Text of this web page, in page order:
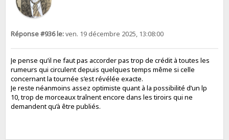
Réponse #936 le:ven. 19 décembre 2025, 13:08:00
Je pense qu’il ne faut pas accorder pas trop de crédit à toutes les
rumeurs qui circulent depuis quelques temps même si celle
concernant la tournée s’est révélée exacte.
Je reste néanmoins assez optimiste quant à la possibilité d’un lp
10, trop de morceaux traînent encore dans les tiroirs qui ne
demandent qu’à être publiés.